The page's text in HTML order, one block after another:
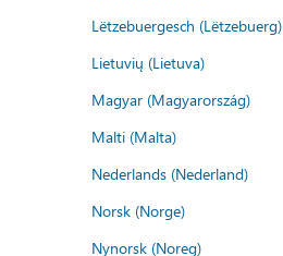
Lëtzebuergesch (Lëtzebuerg)
Lietuvių (Lietuva)
Magyar (Magyarország)
Malti (Malta)
Nederlands (Nederland)
Norsk (Norge)
Nynorsk (Noreg)